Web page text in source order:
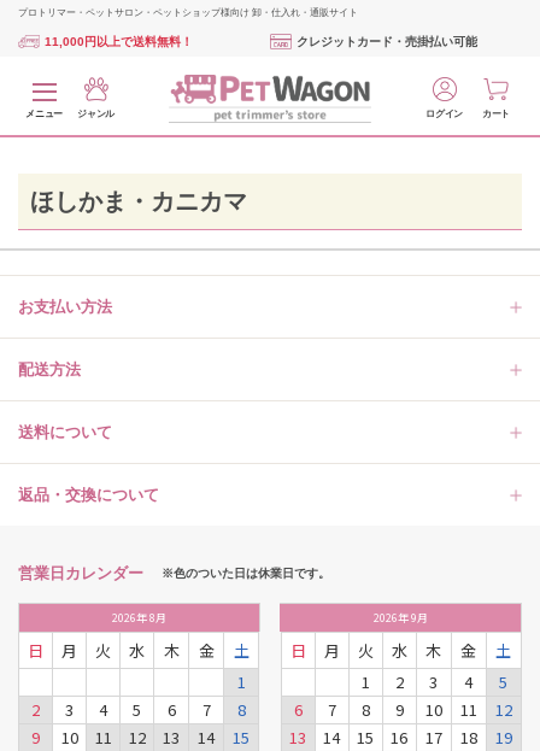
プロトリマー・ペットサロン・ペットショップ様向け 卸・仕入れ・通販サイト
11,000円以上で送料無料！ クレジットカード・売掛払い可能
メニュー ジャンル ログイン カート
ほしかま・カニカマ
お支払い方法
配送方法
送料について
返品・交換について
営業日カレンダー ※色のついた日は休業日です。
2026年8月
日 月 火 水 木 金
土
1
2
3 4 5 6 7
8
9
10 11 12 13 14
15
2026年9月
日 月 火 水 木 金
土
1
2 3 4
5
6
7 8 9 10 11
12
13
14 15 16 17 18
19